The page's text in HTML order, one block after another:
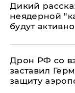
Дикий
неядерной
будут
​Дрон РФ со
заставил
защиту